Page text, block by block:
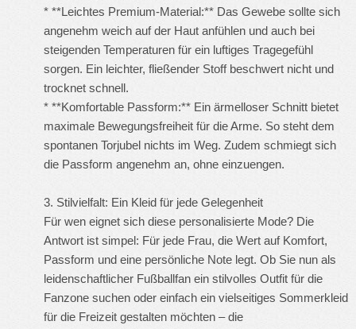
* **Leichtes Premium-Material:** Das Gewebe sollte sich
angenehm weich auf der Haut anfühlen und auch bei
steigenden Temperaturen für ein luftiges Tragegefühl
sorgen. Ein leichter, fließender Stoff beschwert nicht und
trocknet schnell.
* **Komfortable Passform:** Ein ärmelloser Schnitt bietet
maximale Bewegungsfreiheit für die Arme. So steht dem
spontanen Torjubel nichts im Weg. Zudem schmiegt sich
die Passform angenehm an, ohne einzuengen.
3. Stilvielfalt: Ein Kleid für jede Gelegenheit
Für wen eignet sich diese personalisierte Mode? Die
Antwort ist simpel: Für jede Frau, die Wert auf Komfort,
Passform und eine persönliche Note legt. Ob Sie nun als
leidenschaftlicher Fußballfan ein stilvolles Outfit für die
Fanzone suchen oder einfach ein vielseitiges Sommerkleid
für die Freizeit gestalten möchten – die